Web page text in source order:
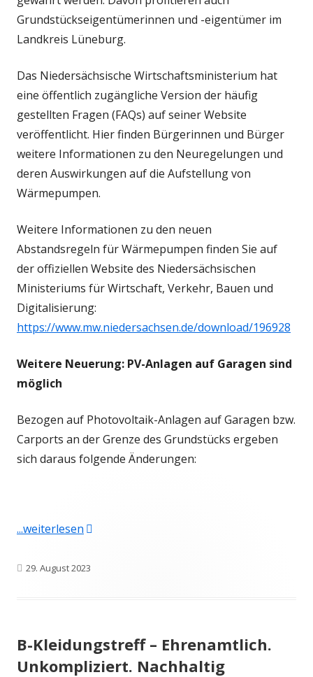
Grundstückseigentümerinnen und -eigentümer im
Landkreis Lüneburg.
Das Niedersächsische Wirtschaftsministerium hat
eine öffentlich zugängliche Version der häufig
gestellten Fragen (FAQs) auf seiner Website
veröffentlicht. Hier finden Bürgerinnen und Bürger
weitere Informationen zu den Neuregelungen und
deren Auswirkungen auf die Aufstellung von
Wärmepumpen.
Weitere Informationen zu den neuen
Abstandsregeln für Wärmepumpen finden Sie auf
der offiziellen Website des Niedersächsischen
Ministeriums für Wirtschaft, Verkehr, Bauen und
Digitalisierung:
https://www.mw.niedersachsen.de/download/196928
Weitere Neuerung: PV-Anlagen auf Garagen sind
möglich
Bezogen auf Photovoltaik-Anlagen auf Garagen bzw.
Carports an der Grenze des Grundstücks ergeben
sich daraus folgende Änderungen:
...weiterlesen "Neue Regeln in der Niedersächsischen
Veröffentlicht
29. August 2023
B-Kleidungstreff – Ehrenamtlich.
Unkompliziert. Nachhaltig